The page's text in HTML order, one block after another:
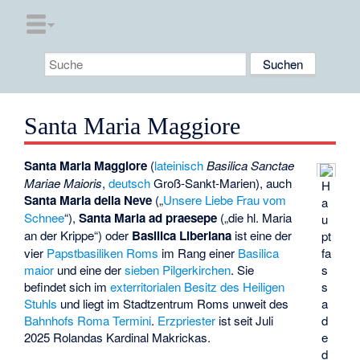
Santa Maria Maggiore
H
a
u
pt
fa
s
s
a
d
e
d
Santa Maria Maggiore (lateinisch Basilica Sanctae
Mariae Maioris,deutsch Groß-Sankt-Marien), auch
Santa Maria della Neve („Unsere Liebe Frau vom
Schnee“),Santa Maria ad praesepe („die hl. Maria
an der Krippe“) oder Basilica Liberiana ist eine der
vier Papstbasiliken Roms im Rang einer Basilica
maior und eine dersieben Pilgerkirchen. Sie
befindet sich imexterritorialen Besitz des Heiligen
Stuhls und liegt im Stadtzentrum Roms unweit des
Bahnhofs Roma Termini. Erzpriester ist seit Juli
2025 Rolandas Kardinal Makrickas.